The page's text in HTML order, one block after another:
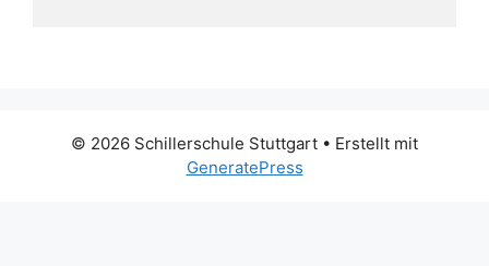
© 2026 Schillerschule Stuttgart • Erstellt mit
GeneratePress